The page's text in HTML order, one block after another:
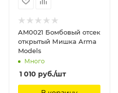
AM0021 Бомбовый отсек
открытый Мишка Arma
Models
Много
1 010 руб./шт